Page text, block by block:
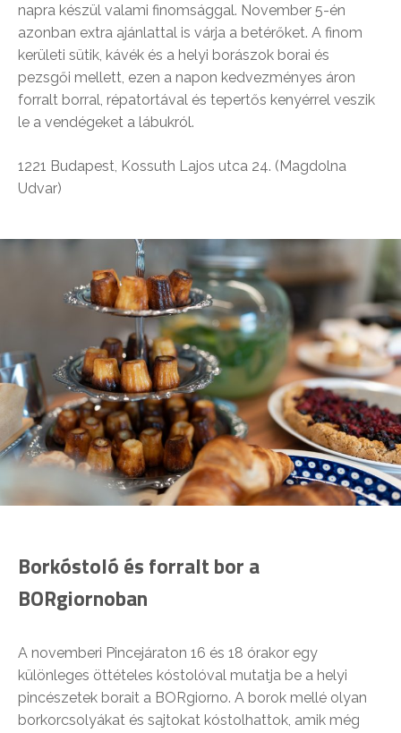
napra készül valami finomsággal. November 5-én
azonban extra ajánlattal is várja a betérőket. A finom
kerületi sütik, kávék és a helyi borászok borai és
pezsgői mellett, ezen a napon kedvezményes áron
forralt borral, répatortával és tepertős kenyérrel veszik
le a vendégeket a lábukról.
1221 Budapest, Kossuth Lajos utca 24. (Magdolna
Udvar)
Borkóstoló és forralt bor a
BORgiornoban
A novemberi Pincejáraton 16 és 18 órakor egy
különleges öttételes kóstolóval mutatja be a helyi
pincészetek borait a BORgiorno. A borok mellé olyan
borkorcsolyákat és sajtokat kóstolhattok, amik még